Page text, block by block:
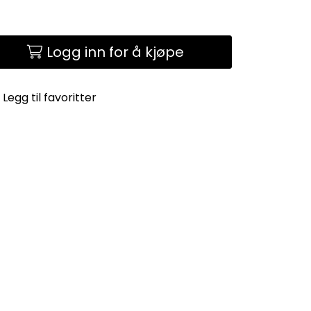
Logg inn for å kjøpe
Legg til favoritter